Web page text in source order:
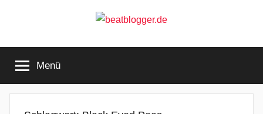
beatblogger.de
the
beat
goes
Menü